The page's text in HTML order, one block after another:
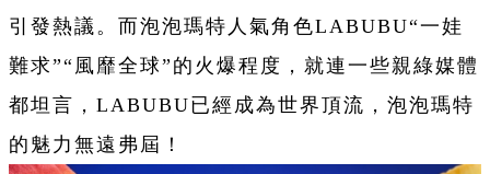
引發熱議。而泡泡瑪特人氣角色LABUBU“一娃
難求”“風靡全球”的火爆程度，就連一些親綠媒體
都坦言，LABUBU已經成為世界頂流，泡泡瑪特
的魅力無遠弗屆！